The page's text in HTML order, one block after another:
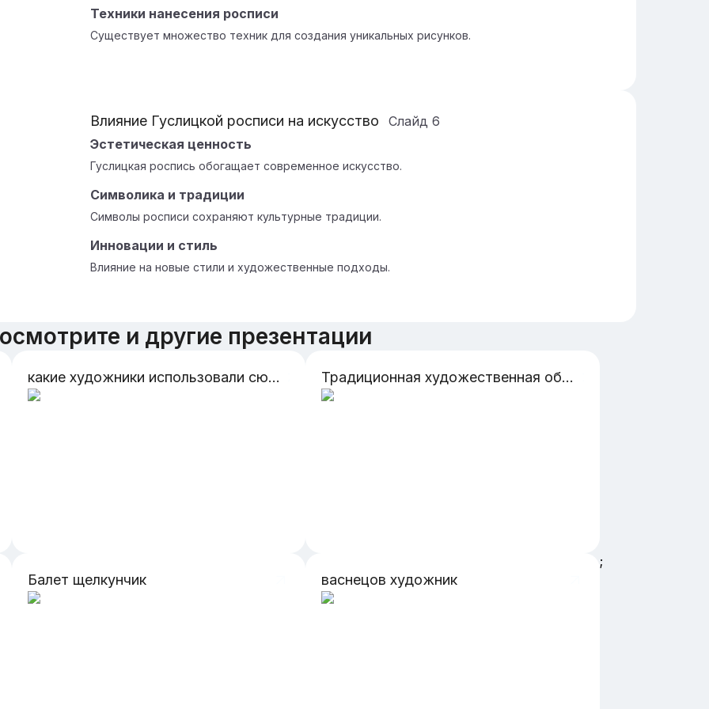
Техники нанесения росписи
Существует множество техник для создания уникальных рисунков.
Влияние Гуслицкой росписи на искусство Слайд 6
Эстетическая ценность
Гуслицкая роспись обогащает современное искусство.
Символика и традиции
Символы росписи сохраняют культурные традиции.
Инновации и стиль
Влияние на новые стили и художественные подходы.
и другие презентации
какие художники использовали сюжет произведения "Ромео и Джульетта" в своих скульптурах? Традиционная художественная обработка металла у бурят на примере ювелирного искусства и чеканки
Балет щелкунчик васнецов художник
;